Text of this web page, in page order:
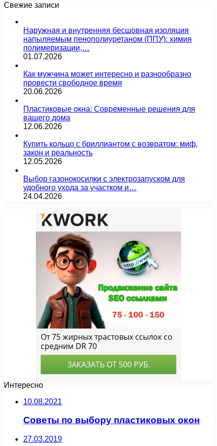
Свежие записи
Наружная и внутренняя бесшовная изоляция
напыляемым пенополиуретаном (ППУ): химия
полимеризации,…
01.07.2026
Как мужчина может интересно и разнообразно
провести свободное время
20.06.2026
Пластиковые окна: Современные решения для
вашего дома
12.06.2026
Купить кольцо с бриллиантом с возвратом: миф,
закон и реальность
12.05.2026
Выбор газонокосилки с электрозапуском для
удобного ухода за участком и…
24.04.2026
Интересно
10.08.2021
Советы по выбору пластиковых окон
27.03.2019